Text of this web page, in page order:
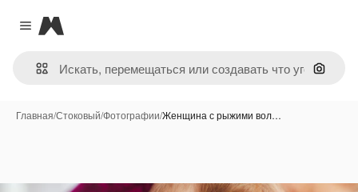
Close menu
Magnific
Поиск
Главная/Стоковый/Фотографии/Женщина с рыжими вол…